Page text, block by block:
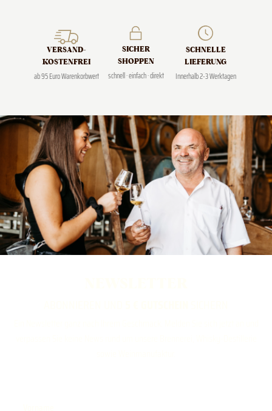
VERSAND­
KOSTENFREI
ab 95 Euro Warenkorbwert
SICHER
SHOPPEN
schnell · einfach · direkt
SCHNELLE
LIEFERUNG
Innerhalb 2-3 Werktagen